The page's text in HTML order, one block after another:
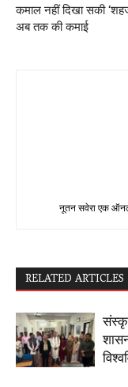
कमाल नहीं दिखा सकी
अब तक की कमाई
नूतन सवेरा एक
RELATED ARTICLES